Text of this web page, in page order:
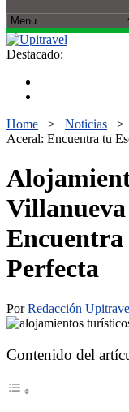
Destacado:
Home > Noticias >
Aceral: Encuentra tu
Encuentra
Perfecta
PorRedacción
Contenido del